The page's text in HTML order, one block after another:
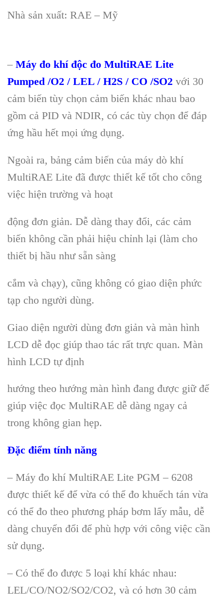
Nhà sản xuất: RAE – Mỹ
– Máy đo khí độc đo MultiRAE Lite
Pumped /O2 / LEL / H2S / CO /SO2 với 30
cảm biến tùy chọn cảm biến khác nhau bao
gồm cả PID và NDIR, có các tùy chọn để đáp
ứng hầu hết mọi ứng dụng.
Ngoài ra, bảng cảm biến của máy dò khí
MultiRAE Lite đã được thiết kế tốt cho công
việc hiện trường và hoạt
động đơn giản. Dễ dàng thay đổi, các cảm
biến không cần phải hiệu chỉnh lại (làm cho
thiết bị hầu như sẵn sàng
cắm và chạy), cũng không có giao diện phức
tạp cho người dùng.
Giao diện người dùng đơn giản và màn hình
LCD dễ đọc giúp thao tác rất trực quan. Màn
hình LCD tự định
hướng theo hướng màn hình đang được giữ để
giúp việc đọc MultiRAE dễ dàng ngay cả
trong không gian hẹp.
Đặc điểm tính năng
– Máy đo khí MultiRAE Lite PGM – 6208
được thiết kế để vừa có thể đo khuếch tán vừa
có thể đo theo phương pháp bơm lấy mẫu, dễ
dàng chuyển đổi để phù hợp với công việc cần
sử dụng.
– Có thể đo được 5 loại khí khác nhau:
LEL/CO/NO2/SO2/CO2, và có hơn 30 cảm